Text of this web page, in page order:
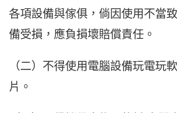
各項設備與傢俱，倘因使用不當
備受損，應負損壞賠償責任。
（二）不得使用電腦設備玩電玩
片。